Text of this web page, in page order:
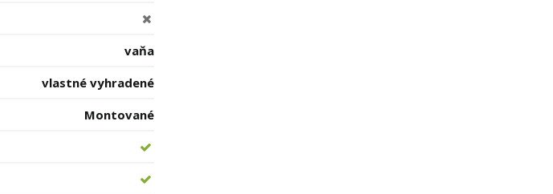
vaňa
vlastné vyhradené
Montované